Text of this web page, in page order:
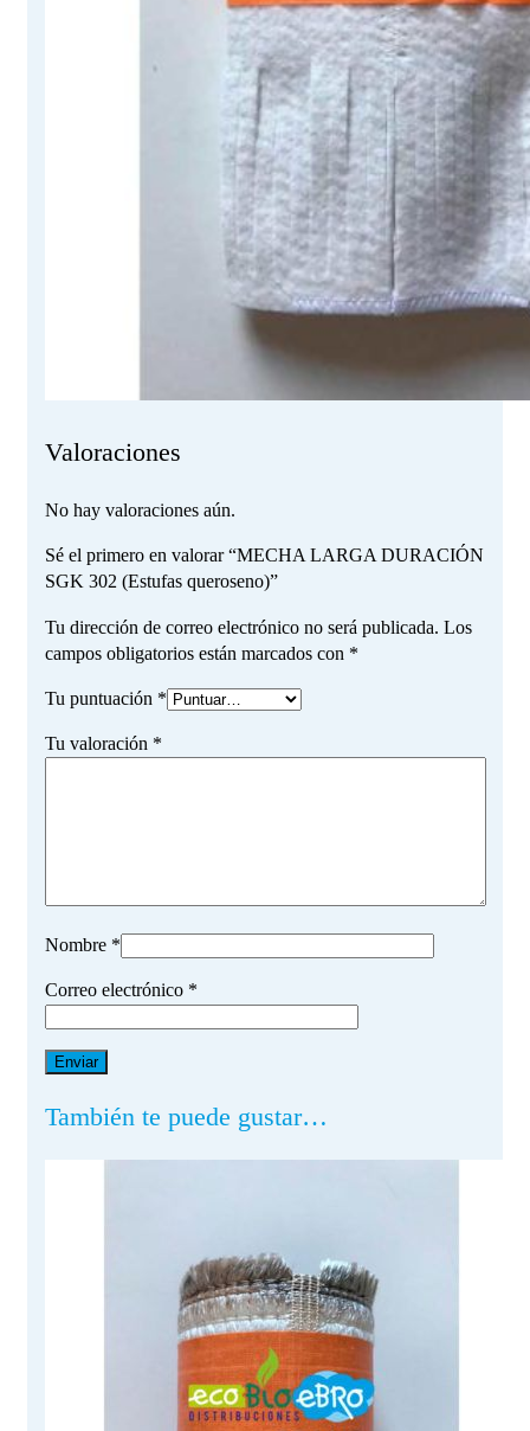
Valoraciones
No hay valoraciones aún.
Sé el primero en valorar “MECHA LARGA DURACIÓN
SGK 302 (Estufas queroseno)”
Tu dirección de correo electrónico no será publicada. Los
campos obligatorios están marcados con *
Tu puntuación *
Tu valoración *
Nombre *
Correo electrónico *
También te puede gustar…